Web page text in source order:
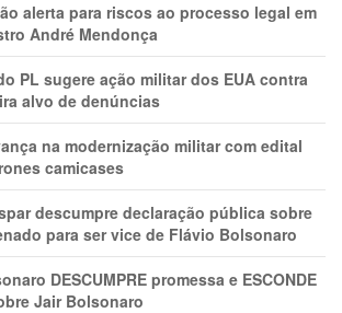
alerta para riscos ao processo legal em
André Mendonça
PL sugere ação militar dos EUA contra
alvo de denúncias
na modernização militar com edital
camicases
descumpre declaração pública sobre
para ser vice de Flávio Bolsonaro
DESCUMPRE promessa e ESCONDE
Jair Bolsonaro